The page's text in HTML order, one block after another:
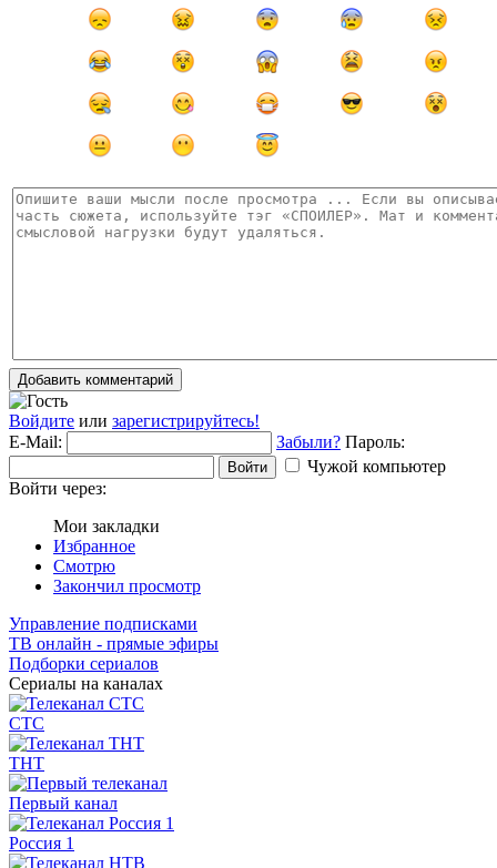
Добавить комментарий
Войдите или зарегистрируйтесь!
E-Mail:
Забыли? Пароль:
Войти
Чужой компьютер
Войти через:
Мои закладки
Избранное
Смотрю
Закончил просмотр
Управление подписками
ТВ онлайн - прямые эфиры
Подборки сериалов
Сериалы на каналах
СТС
ТНТ
Первый канал
Россия 1